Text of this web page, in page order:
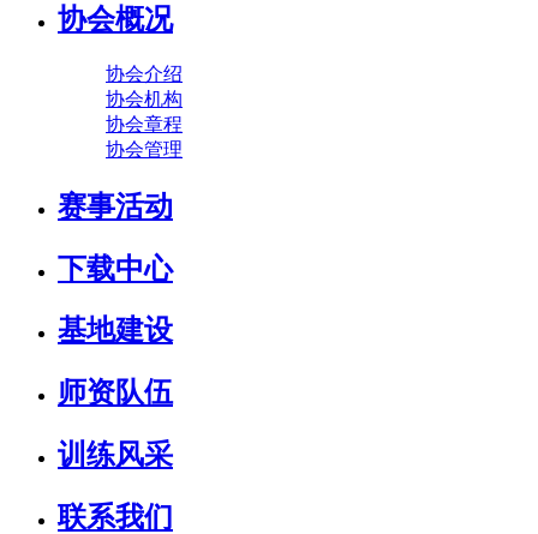
协会概况
协会介绍
协会机构
协会章程
协会管理
赛事活动
下载中心
基地建设
师资队伍
训练风采
联系我们